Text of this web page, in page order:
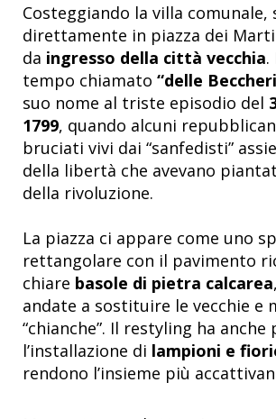
Costeggiando la villa comunale,
direttamente in piazza dei
da ingresso della città vecchia.
tempo chiamato “delle
suo nome al triste episodio del
1799, quando alcuni
bruciati vivi dai “sanfedisti”
della libertà che avevano
della rivoluzione.
La piazza ci appare come uno
rettangolare con il pavimento
chiare basole di pietra calcarea
andate a sostituire le vecchie e
“chianche”. Il restyling ha anche
l’installazione di lampioni e
rendono l’insieme più